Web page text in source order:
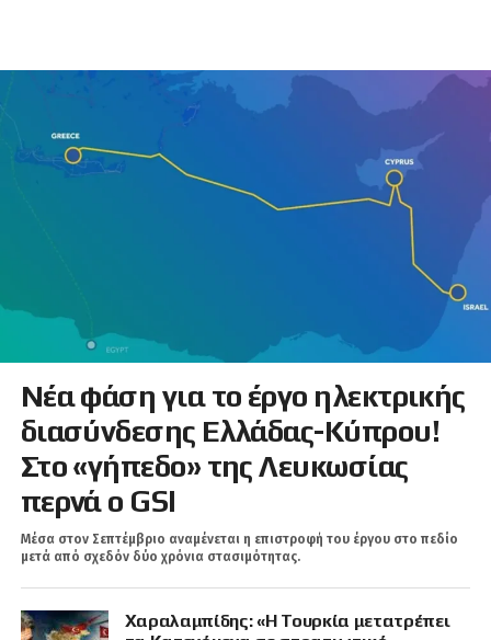
Νέα φάση για το έργο ηλεκτρικής
διασύνδεσης Ελλάδας-Κύπρου!
Στο «γήπεδο» της Λευκωσίας
περνά ο GSI
Μέσα στον Σεπτέμβριο αναμένεται η επιστροφή του έργου στο πεδίο
μετά από σχεδόν δύο χρόνια στασιμότητας.
Χαραλαμπίδης: «Η Τουρκία μετατρέπει